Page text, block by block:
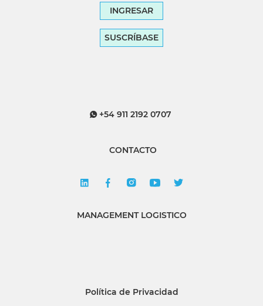
INGRESAR
SUSCRÍBASE
+54 911 2192 0707
CONTACTO
MANAGEMENT LOGISTICO
Política de Privacidad